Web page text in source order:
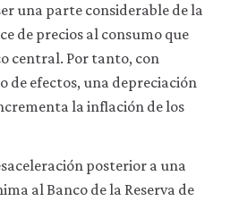
una parte considerable de la
de precios al consumo que
central. Por tanto, con
de efectos, una depreciación
la inflación de los
posterior a una
al Banco de la Reserva de